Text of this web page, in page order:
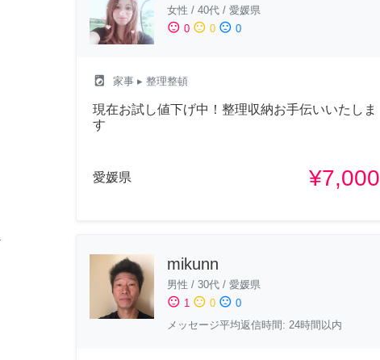
女性 / 40代 / 愛媛県
sentiment_satisfied 0 sentiment_neutral 0 sentiment_dissatisfied 0
local_laundry_service 家事 ▸ 整理整頓
現在お試し値下げ中！整理収納お手伝いいたしま
す
愛媛県 ¥7,000
mikunn
男性 / 30代 / 愛媛県
sentiment_satisfied 1 sentiment_neutral 0 sentiment_dissatisfied 0
メッセージ平均返信時間: 24時間以内